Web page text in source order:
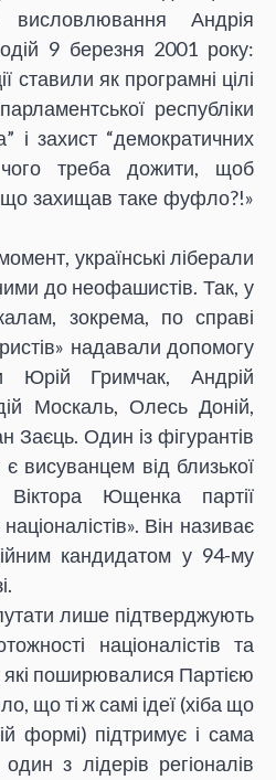
висловлювання Андрія
9 березня 2001 року:
ставили як програмні цілі
республіки
і захист “демократичних
треба дожити, щоб
що захищав таке фуфло?!»
українські ліберали
до неофашистів. Так, у
зокрема, по справі
надавали допомогу
Юрій Гримчак, Андрій
Москаль, Олесь Доній,
Заєць. Один із фігурантів
висуванцем від близької
Ющенка партії
Він називає
кандидатом у 94-му
лише підтверджують
націоналістів та
які поширювалися Партією
що ті ж самі ідеї (хіба що
формі) підтримує і сама
з лідерів регіоналів